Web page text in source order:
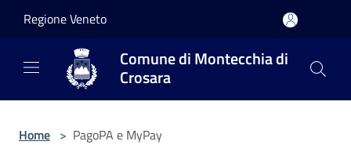
Regione Veneto
Comune di Montecchia di
Crosara
Home > PagoPA e MyPay